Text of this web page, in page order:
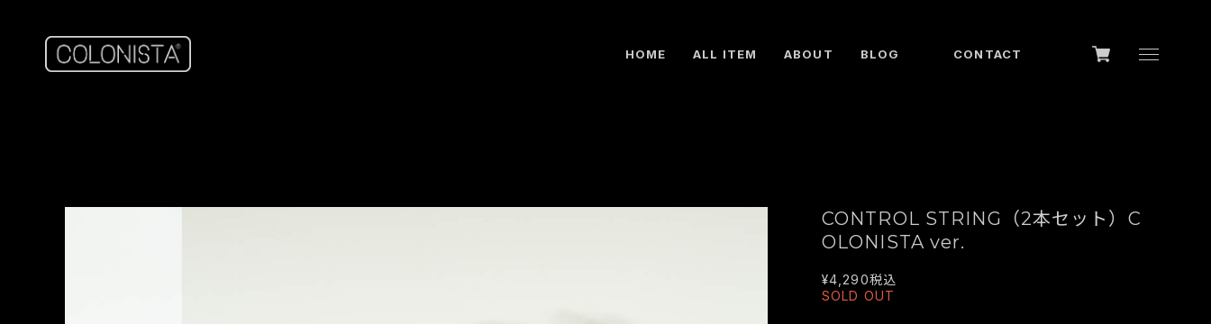
HOME ALL ITEM ABOUT BLOG CONTACT
CONTROL STRING（2本セット）C
OLONISTA ver.
¥4,290税込
SOLD OUT